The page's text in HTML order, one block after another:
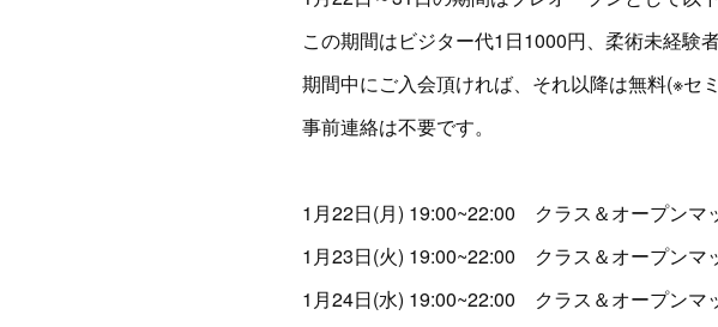
この期間はビジター代1日1000円、柔術未経験
期間中にご入会頂ければ、それ以降は無料(※セ
事前連絡は不要です。
1月22日(月) 19:00~22:00 クラス＆オープンマ
1月23日(火) 19:00~22:00 クラス＆オープンマ
1月24日(水) 19:00~22:00 クラス＆オープンマ